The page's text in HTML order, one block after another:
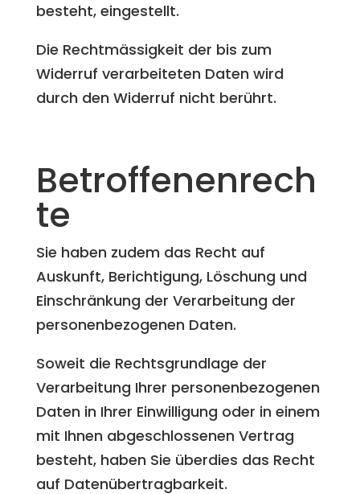
besteht, eingestellt.
Die Rechtmässigkeit der bis zum
Widerruf verarbeiteten Daten wird
durch den Widerruf nicht berührt.
Betroffenenrech
te
Sie haben zudem das Recht auf
Auskunft, Berichtigung, Löschung und
Einschränkung der Verarbeitung der
personenbezogenen Daten.
Soweit die Rechtsgrundlage der
Verarbeitung Ihrer personenbezogenen
Daten in Ihrer Einwilligung oder in einem
mit Ihnen abgeschlossenen Vertrag
besteht, haben Sie überdies das Recht
auf Datenübertragbarkeit.